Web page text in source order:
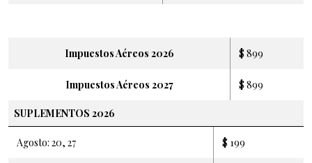
Impuestos Aéreos 2026 $ 899
Impuestos Aéreos 2027 $ 899
SUPLEMENTOS 2026
Agosto: 20, 27 $ 199